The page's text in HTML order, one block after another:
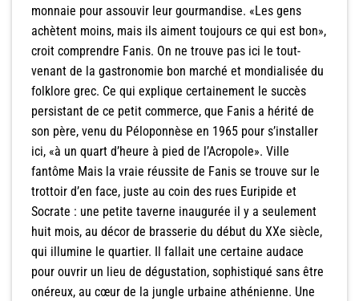
monnaie pour assouvir leur gourmandise. «Les gens
achètent moins, mais ils aiment toujours ce qui est bon»,
croit comprendre Fanis. On ne trouve pas ici le tout-
venant de la gastronomie bon marché et mondialisée du
folklore grec. Ce qui explique certainement le succès
persistant de ce petit commerce, que Fanis a hérité de
son père, venu du Péloponnèse en 1965 pour s’installer
ici, «à un quart d’heure à pied de l’Acropole». Ville
fantôme Mais la vraie réussite de Fanis se trouve sur le
trottoir d’en face, juste au coin des rues Euripide et
Socrate : une petite taverne inaugurée il y a seulement
huit mois, au décor de brasserie du début du XXe siècle,
qui illumine le quartier. Il fallait une certaine audace
pour ouvrir un lieu de dégustation, sophistiqué sans être
onéreux, au cœur de la jungle urbaine athénienne. Une